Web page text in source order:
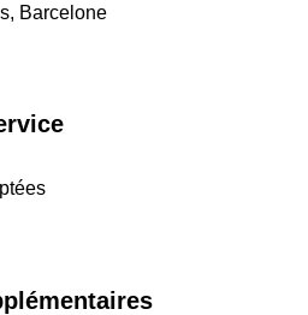
Barcelone